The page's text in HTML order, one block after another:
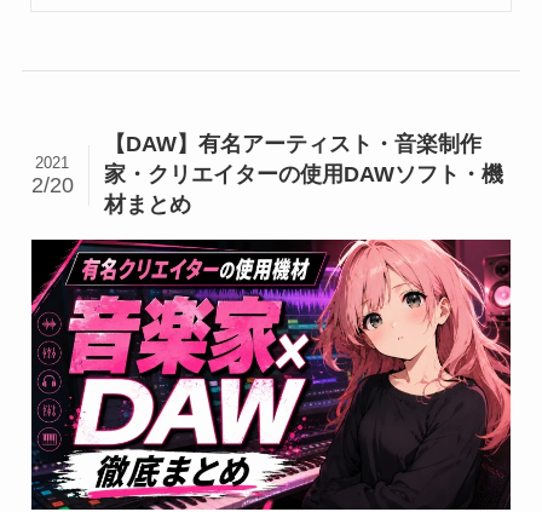
【DAW】有名アーティスト・音楽制作
家・クリエイターの使用DAWソフト・機
材まとめ
2021
2/20